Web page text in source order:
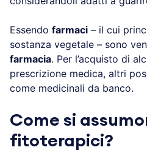
Essendo farmaci – il cui
sostanza vegetale – sono
farmacia. Per l’acquisto di
prescrizione medica, altri
come medicinali da banco.
Come si
fitoterapici?